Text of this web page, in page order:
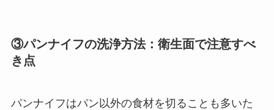
③パンナイフの洗浄方法：衛生面で注意すべ
き点
パンナイフはパン以外の食材を切ることも多いた